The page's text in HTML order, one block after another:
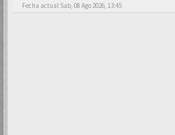
Fecha actual Sab, 08 Ago 2026, 13:45